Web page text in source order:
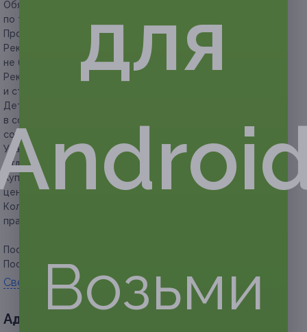
Обязательна предварительная запись на квест
по телефону +7 (4932) 58-57-57.
Продолжительность квеста составляет 1–1,5 часа.
Рекомендованное количество участников составляет
не более 5 человек.
Рекомендованный возраст участников квеста — с 12 лет
и старше.
Детям младше 12 лет рекомендуется проходить квест
в сопровождении взрослого или оператора (доплата
составит 500 руб.).
Участие дополнительного человека оплачивается
отдельно в размере 300 руб.
Купон не распространяется на другие спецпредложения
центра.
Количество купонов в период государственных
праздников ограничено.
Посмотреть
Посмотретьпрайс
Свернуть
Адресa
для
Возьми